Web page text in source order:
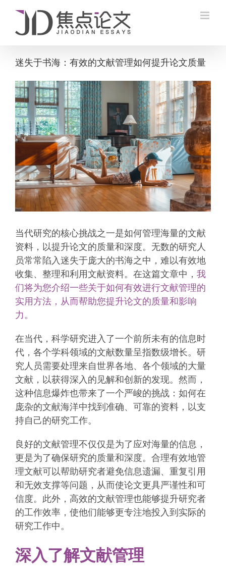
content
迷失于书海：有效的文献管理如何提升论文质量
View
Larger
Image
当代研究的核心挑战之一是如何管理海量的文献
资料，以提升论文的质量和深度。无数的研究人
员常常陷入迷失于庞大的书海之中，难以有效地
收集、整理和利用文献资料。在这篇文章中， 我
们将为您介绍一些关于如何有效进行文献管理的
实用方法，从而帮助您提升论文的质量和影响
力。
在当代，科学研究进入了一个前所未有的信息时
代，各个学科领域的文献数量呈指数级增长。研
究人员需要处理来自世界各地、各个领域的大量
文献，以获得深入的见解和创新的发现。然而，
这种信息爆炸也带来了一个严峻的挑战：如何在
庞杂的文献海洋中找到准确、可靠的资料，以支
持自己的研究工作。
良好的文献管理不仅仅是为了应对海量的信息，
更是为了确保研究的质量和深度。合理有效地管
理文献可以帮助研究者避免信息遗漏、重复引用
和无效支撑等问题，从而使论文更具严谨性和可
信度。此外，高效的文献管理也能够提升研究者
的工作效率，使他们能够更专注地投入到实际的
研究工作中。
深入了解文献管理